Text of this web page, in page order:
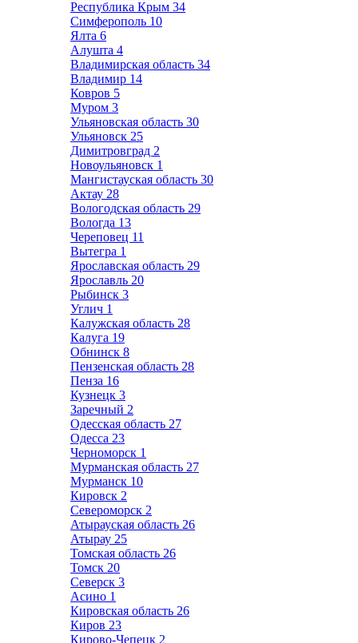
Республика Крым 34
Симферополь 10
Ялта 6
Алушта 4
Владимирская область 34
Владимир 14
Ковров 5
Муром 3
Ульяновская область 30
Ульяновск 25
Димитровград 2
Новоульяновск 1
Мангистауская область 30
Актау 28
Вологодская область 29
Вологда 13
Череповец 11
Вытегра 1
Ярославская область 29
Ярославль 20
Рыбинск 3
Углич 1
Калужская область 28
Калуга 19
Обнинск 8
Пензенская область 28
Пенза 16
Кузнецк 3
Заречный 2
Одесская область 27
Одесса 23
Черноморск 1
Мурманская область 27
Мурманск 10
Кировск 2
Североморск 2
Атырауская область 26
Атырау 25
Томская область 26
Томск 20
Северск 3
Асино 1
Кировская область 26
Киров 23
Кирово-Чепецк 2